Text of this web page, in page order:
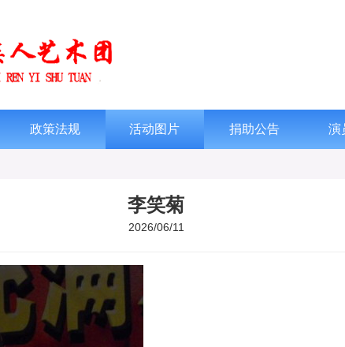
政策法规 活动图片 捐助公告 演
李笑菊
2026/06/11